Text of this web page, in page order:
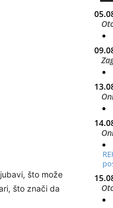
što može
što znači da